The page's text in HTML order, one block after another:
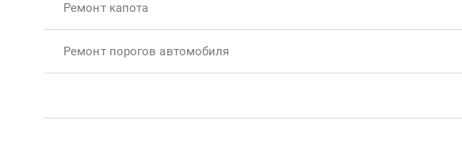
Ремонт капота
Ремонт порогов автомобиля